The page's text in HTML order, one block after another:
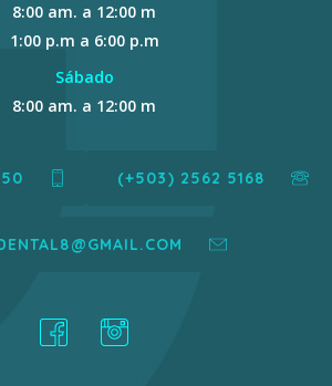
8:00 am. a 12:00 m
1:00 p.m a 6:00 p.m
Sábado
8:00 am. a 12:00 m
(+503) 2562 5168